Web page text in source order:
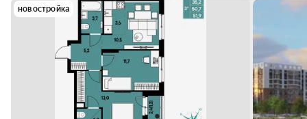
новостройка